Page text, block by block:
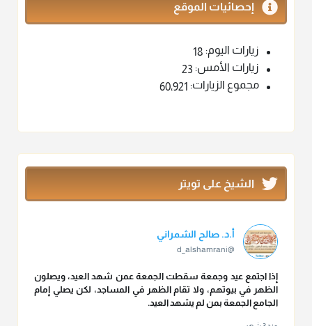
إحصائيات الموقع
زيارات اليوم: 18
زيارات الأمس: 23
مجموع الزيارات: 60٬921
الشيخ على تويتر
أ.د. صالح الشمراني
@d_alshamrani
إذا اجتمع عيد وجمعة سقطت الجمعة عمن شهد العيد، ويصلون
الظهر في بيوتهم، ولا تقام الظهر في المساجد، لكن يصلي إمام
الجامع الجمعة بمن لم يشهد العيد.